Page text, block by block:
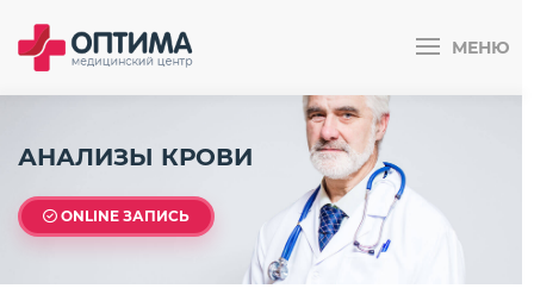
МЕНЮ
АНАЛИЗЫ КРОВИ
ONLINE ЗАПИСЬ